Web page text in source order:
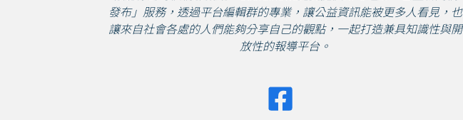
發布」服務，透過平台編輯群的專業，讓公益資訊能被更多人看見，也
讓來自社會各處的人們能夠分享自己的觀點，一起打造兼具知識性與開
放性的報導平台。